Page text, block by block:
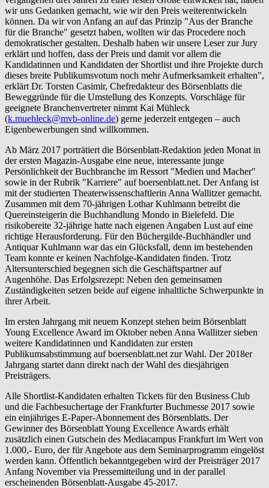
wir uns Gedanken gemacht, wie wir den Preis weiterentwickeln
können. Da wir von Anfang an auf das Prinzip "Aus der Branche
für die Branche" gesetzt haben, wollten wir das Procedere noch
demokratischer gestalten. Deshalb haben wir unsere Leser zur Jury
erklärt und hoffen, dass der Preis und damit vor allem die
Kandidatinnen und Kandidaten der Shortlist und ihre Projekte durch
dieses breite Publikumsvotum noch mehr Aufmerksamkeit erhalten",
erklärt Dr. Torsten Casimir, Chefredakteur des Börsenblatts die
Beweggründe für die Umstellung des Konzepts. Vorschläge für
geeignete Branchenvertreter nimmt Kai Mühleck
(k.muehleck@mvb-online.de) gerne jederzeit entgegen – auch
Eigenbewerbungen sind willkommen.
Ab März 2017 porträtiert die Börsenblatt-Redaktion jeden Monat in
der ersten Magazin-Ausgabe eine neue, interessante junge
Persönlichkeit der Buchbranche im Ressort "Medien und Macher"
sowie in der Rubrik "Karriere" auf boersenblatt.net. Der Anfang ist
mit der studierten Theaterwissenschaftlerin Anna Wallitzer gemacht.
Zusammen mit dem 70-jährigen Lothar Kuhlmann betreibt die
Quereinsteigerin die Buchhandlung Mondo in Bielefeld. Die
risikobereite 32-jährige hatte nach eigenen Angaben Lust auf eine
richtige Herausforderung. Für den Büchergilde-Buchhändler und
Antiquar Kuhlmann war das ein Glücksfall, denn im bestehenden
Team konnte er keinen Nachfolge-Kandidaten finden. Trotz
Altersunterschied begegnen sich die Geschäftspartner auf
Augenhöhe. Das Erfolgsrezept: Neben den gemeinsamen
Zuständigkeiten setzen beide auf eigene inhaltliche Schwerpunkte in
ihrer Arbeit.
Im ersten Jahrgang mit neuem Konzept stehen beim Börsenblatt
Young Excellence Award im Oktober neben Anna Wallitzer sieben
weitere Kandidatinnen und Kandidaten zur ersten
Publikumsabstimmung auf boersenblatt.net zur Wahl. Der 2018er
Jahrgang startet dann direkt nach der Wahl des diesjährigen
Preisträgers.
Alle Shortlist-Kandidaten erhalten Tickets für den Business Club
und die Fachbesuchertage der Frankfurter Buchmesse 2017 sowie
ein einjähriges E-Paper-Abonnement des Börsenblatts. Der
Gewinner des Börsenblatt Young Excellence Awards erhält
zusätzlich einen Gutschein des Mediacampus Frankfurt im Wert von
1.000,- Euro, der für Angebote aus dem Seminarprogramm eingelöst
werden kann. Öffentlich bekanntgegeben wird der Preisträger 2017
Anfang November via Pressemitteilung und in der parallel
erscheinenden Börsenblatt-Ausgabe 45-2017.